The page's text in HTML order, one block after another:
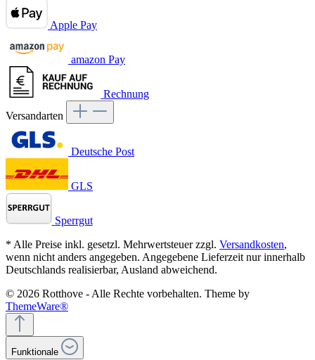
Apple Pay
amazon Pay
Rechnung
Versandarten
Deutsche Post
GLS
Sperrgut
* Alle Preise inkl. gesetzl. Mehrwertsteuer zzgl. Versandkosten,
wenn nicht anders angegeben. Angegebene Lieferzeit nur innerhalb
Deutschlands realisierbar, Ausland abweichend.
© 2026 Rotthove - Alle Rechte vorbehalten. Theme by
ThemeWare®
Funktionale